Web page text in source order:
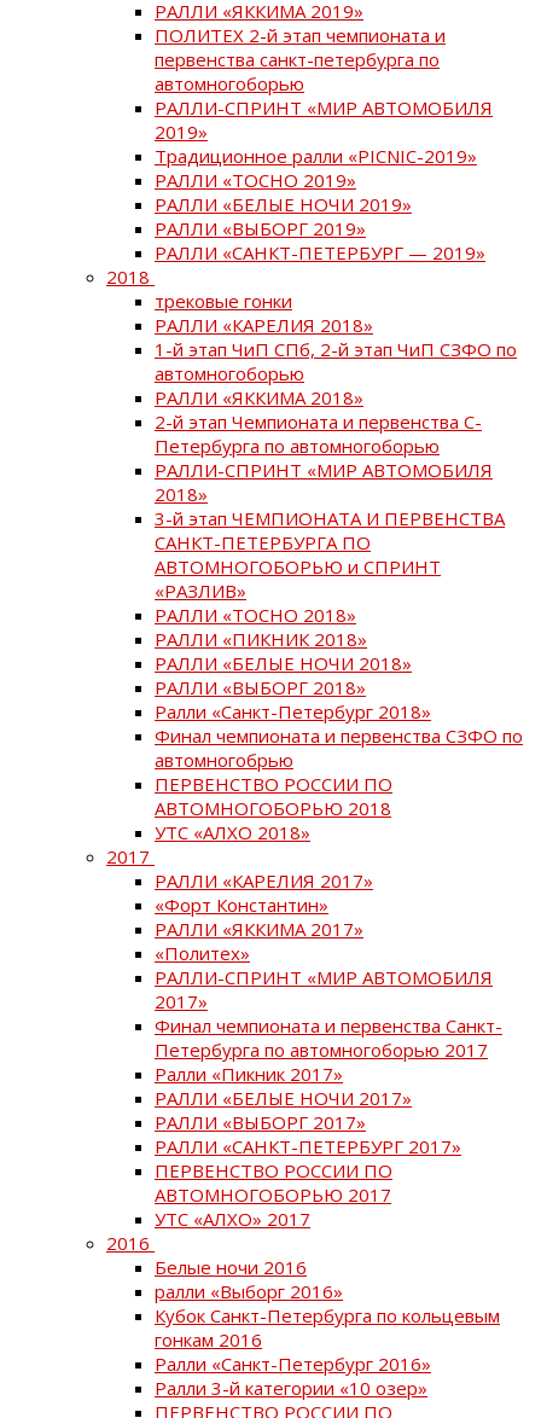
РАЛЛИ «ЯККИМА 2019»
ПОЛИТЕХ 2-й этап чемпионата и
первенства санкт-петербурга по
автомногоборью
РАЛЛИ-СПРИНТ «МИР АВТОМОБИЛЯ
2019»
Традиционное ралли «PICNIC-2019»
РАЛЛИ «ТОСНО 2019»
РАЛЛИ «БЕЛЫЕ НОЧИ 2019»
РАЛЛИ «ВЫБОРГ 2019»
РАЛЛИ «САНКТ-ПЕТЕРБУРГ — 2019»
2018
трековые гонки
РАЛЛИ «КАРЕЛИЯ 2018»
1-й этап ЧиП СПб, 2-й этап ЧиП СЗФО по
автомногоборью
РАЛЛИ «ЯККИМА 2018»
2-й этап Чемпионата и первенства С-
Петербурга по автомногоборью
РАЛЛИ-СПРИНТ «МИР АВТОМОБИЛЯ
2018»
3-й этап ЧЕМПИОНАТА И ПЕРВЕНСТВА
САНКТ-ПЕТЕРБУРГА ПО
АВТОМНОГОБОРЬЮ и СПРИНТ
«РАЗЛИВ»
РАЛЛИ «ТОСНО 2018»
РАЛЛИ «ПИКНИК 2018»
РАЛЛИ «БЕЛЫЕ НОЧИ 2018»
РАЛЛИ «ВЫБОРГ 2018»
Ралли «Санкт-Петербург 2018»
Финал чемпионата и первенства СЗФО по
автомногобрью
ПЕРВЕНСТВО РОССИИ ПО
АВТОМНОГОБОРЬЮ 2018
УТС «АЛХО 2018»
2017
РАЛЛИ «КАРЕЛИЯ 2017»
«Форт Константин»
РАЛЛИ «ЯККИМА 2017»
«Политех»
РАЛЛИ-СПРИНТ «МИР АВТОМОБИЛЯ
2017»
Финал чемпионата и первенства Санкт-
Петербурга по автомногоборью 2017
Ралли «Пикник 2017»
РАЛЛИ «БЕЛЫЕ НОЧИ 2017»
РАЛЛИ «ВЫБОРГ 2017»
РАЛЛИ «САНКТ-ПЕТЕРБУРГ 2017»
ПЕРВЕНСТВО РОССИИ ПО
АВТОМНОГОБОРЬЮ 2017
УТС «АЛХО» 2017
2016
Белые ночи 2016
ралли «Выборг 2016»
Кубок Санкт-Петербурга по кольцевым
гонкам 2016
Ралли «Санкт-Петербург 2016»
Ралли 3-й категории «10 озер»
ПЕРВЕНСТВО РОССИИ ПО